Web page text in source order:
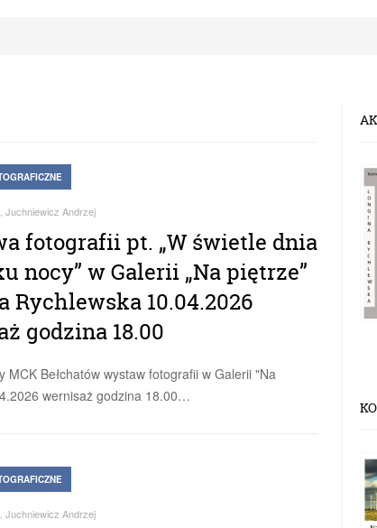
, Juchniewicz Andrzej
fotografii pt. „W świetle dnia
nocy” w Galerii „Na piętrze”
Rychlewska 10.04.2026
godzina 18.00
MCK Bełchatów wystaw fotografii w Galerii "Na
wernisaż godzina 18.00…
, Juchniewicz Andrzej